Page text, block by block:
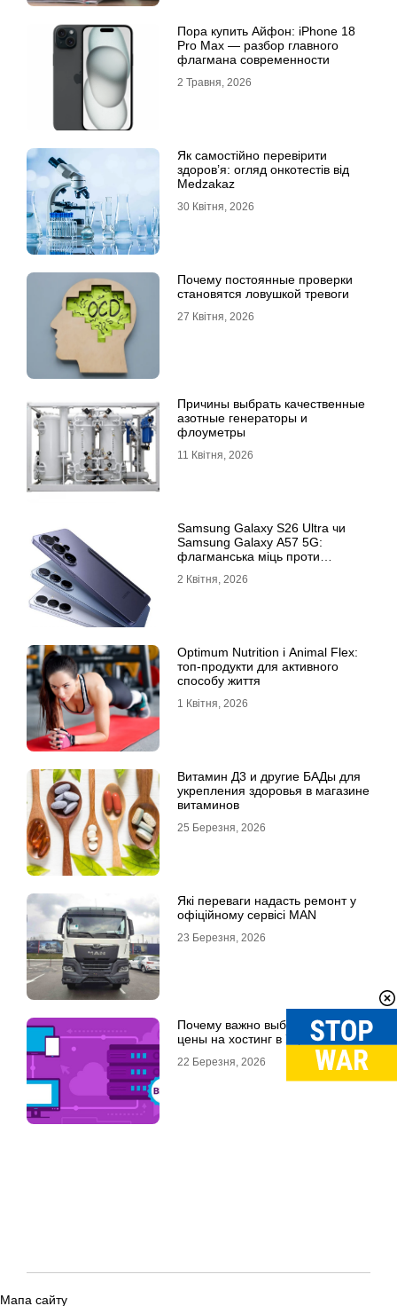
Пора купить Айфон: iPhone 18
Pro Max — разбор главного
флагмана современности
2 Травня, 2026
Як самостійно перевірити
здоров’я: огляд онкотестів від
Medzakaz
30 Квітня, 2026
Почему постоянные проверки
становятся ловушкой тревоги
27 Квітня, 2026
Причины выбрать качественные
азотные генераторы и
флоуметры
11 Квітня, 2026
Samsung Galaxy S26 Ultra чи
Samsung Galaxy A57 5G:
флагманська міць проти
2 Квітня, 2026
Optimum Nutrition і Animal Flex:
топ-продукти для активного
способу життя
1 Квітня, 2026
Витамин Д3 и другие БАДы для
укрепления здоровья в магазине
витаминов
25 Березня, 2026
Які переваги надасть ремонт у
офіційному сервісі MAN
23 Березня, 2026
Почему важно выбрать хорошие
цены на хостинг в Украине
22 Березня, 2026
Мапа сайту